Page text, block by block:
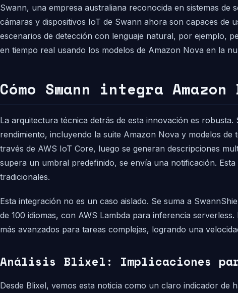
Swann, una empresa australiana reconocida en sistemas de
cámaras y dispositivos IoT de Swann ahora son capaces de
escenarios de detección con lenguaje natural, por ejemplo,
en tiempo real usando los modelos de Amazon Nova en la
Cómo Swann integra
La arquitectura técnica detrás de esta innovación es
rendimiento, incluyendo la suite Amazon Nova y modelos
través de AWS IoT Core, luego se generan descripciones
supera un umbral predefinido, se envía una notificación.
tradicionales.
Esta integración no es un caso aislado. Se suma a
de 100 idiomas, con AWS Lambda para inferencia
más avanzados para tareas complejas, logrando una
Análisis Blixel: Implicaciones para
Desde Blixel, vemos esta noticia como un claro indicador de